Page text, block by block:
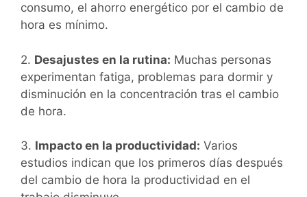
consumo, el ahorro energético por el cambio de
hora es mínimo.
2. Desajustes en la rutina: Muchas personas
experimentan fatiga, problemas para dormir y
disminución en la concentración tras el cambio
de hora.
3. Impacto en la productividad: Varios
estudios indican que los primeros días después
del cambio de hora la productividad en el